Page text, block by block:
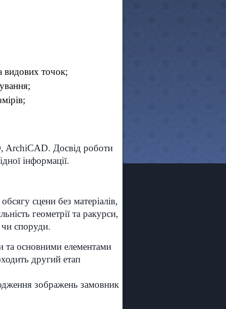
видових точок;
ArchiCAD. Досвід роботи
інформації.
сцени без матеріалів,
геометрії та ракурси,
чи споруди.
та основними елементами
другий етап
зображень замовник